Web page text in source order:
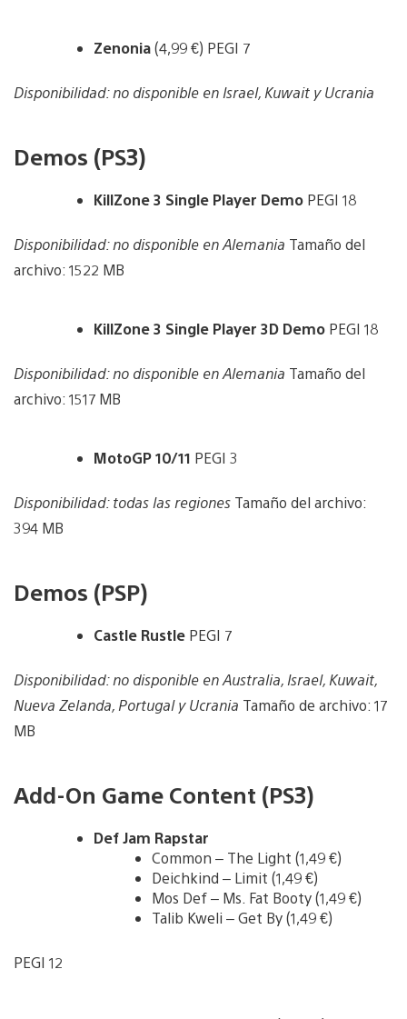
Zenonia(4,99 €) PEGI 7
Disponibilidad: no disponible en Israel, Kuwait y Ucrania
Demos (PS3)
KillZone 3 Single Player Demo PEGI 18
Disponibilidad: no disponible en Alemania Tamaño del
archivo: 1522 MB
KillZone 3 Single Player 3D Demo PEGI 18
Disponibilidad: no disponible en Alemania Tamaño del
archivo: 1517 MB
MotoGP 10/11 PEGI 3
Disponibilidad: todas las regiones Tamaño del archivo:
394 MB
Demos (PSP)
Castle Rustle PEGI 7
Disponibilidad: no disponible en Australia, Israel, Kuwait,
Nueva Zelanda, Portugal y Ucrania Tamaño de archivo: 17
MB
Add-On Game Content (PS3)
Def Jam Rapstar
Common – The Light (1,49 €)
Deichkind – Limit (1,49 €)
Mos Def – Ms. Fat Booty (1,49 €)
Talib Kweli – Get By (1,49 €)
PEGI 12